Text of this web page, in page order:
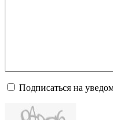
Подписаться на